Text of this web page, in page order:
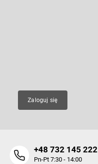
Zaloguj się
+48 732 145 222
Pn-Pt 7:30 - 14:00